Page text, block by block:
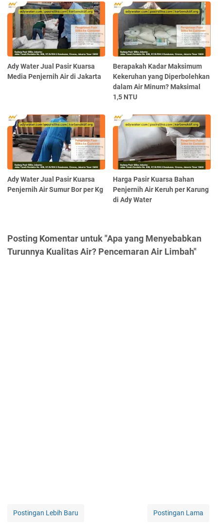
Ady Water Jual Pasir Kuarsa
Media Penjernih Air di Jakarta
Berapakah Kadar Maksimum
Kekeruhan yang Diperbolehkan
dalam Air Minum? Maksimal
1,5 NTU
Ady Water Jual Pasir Kuarsa
Penjernih Air Sumur Bor per Kg
Harga Pasir Kuarsa Bahan
Penjernih Air Keruh per Karung
di Ady Water
Posting Komentar untuk "Apa yang Menyebabkan
Turunnya Kualitas Air? Pencemaran Air Limbah"
Postingan Lebih Baru Postingan Lama